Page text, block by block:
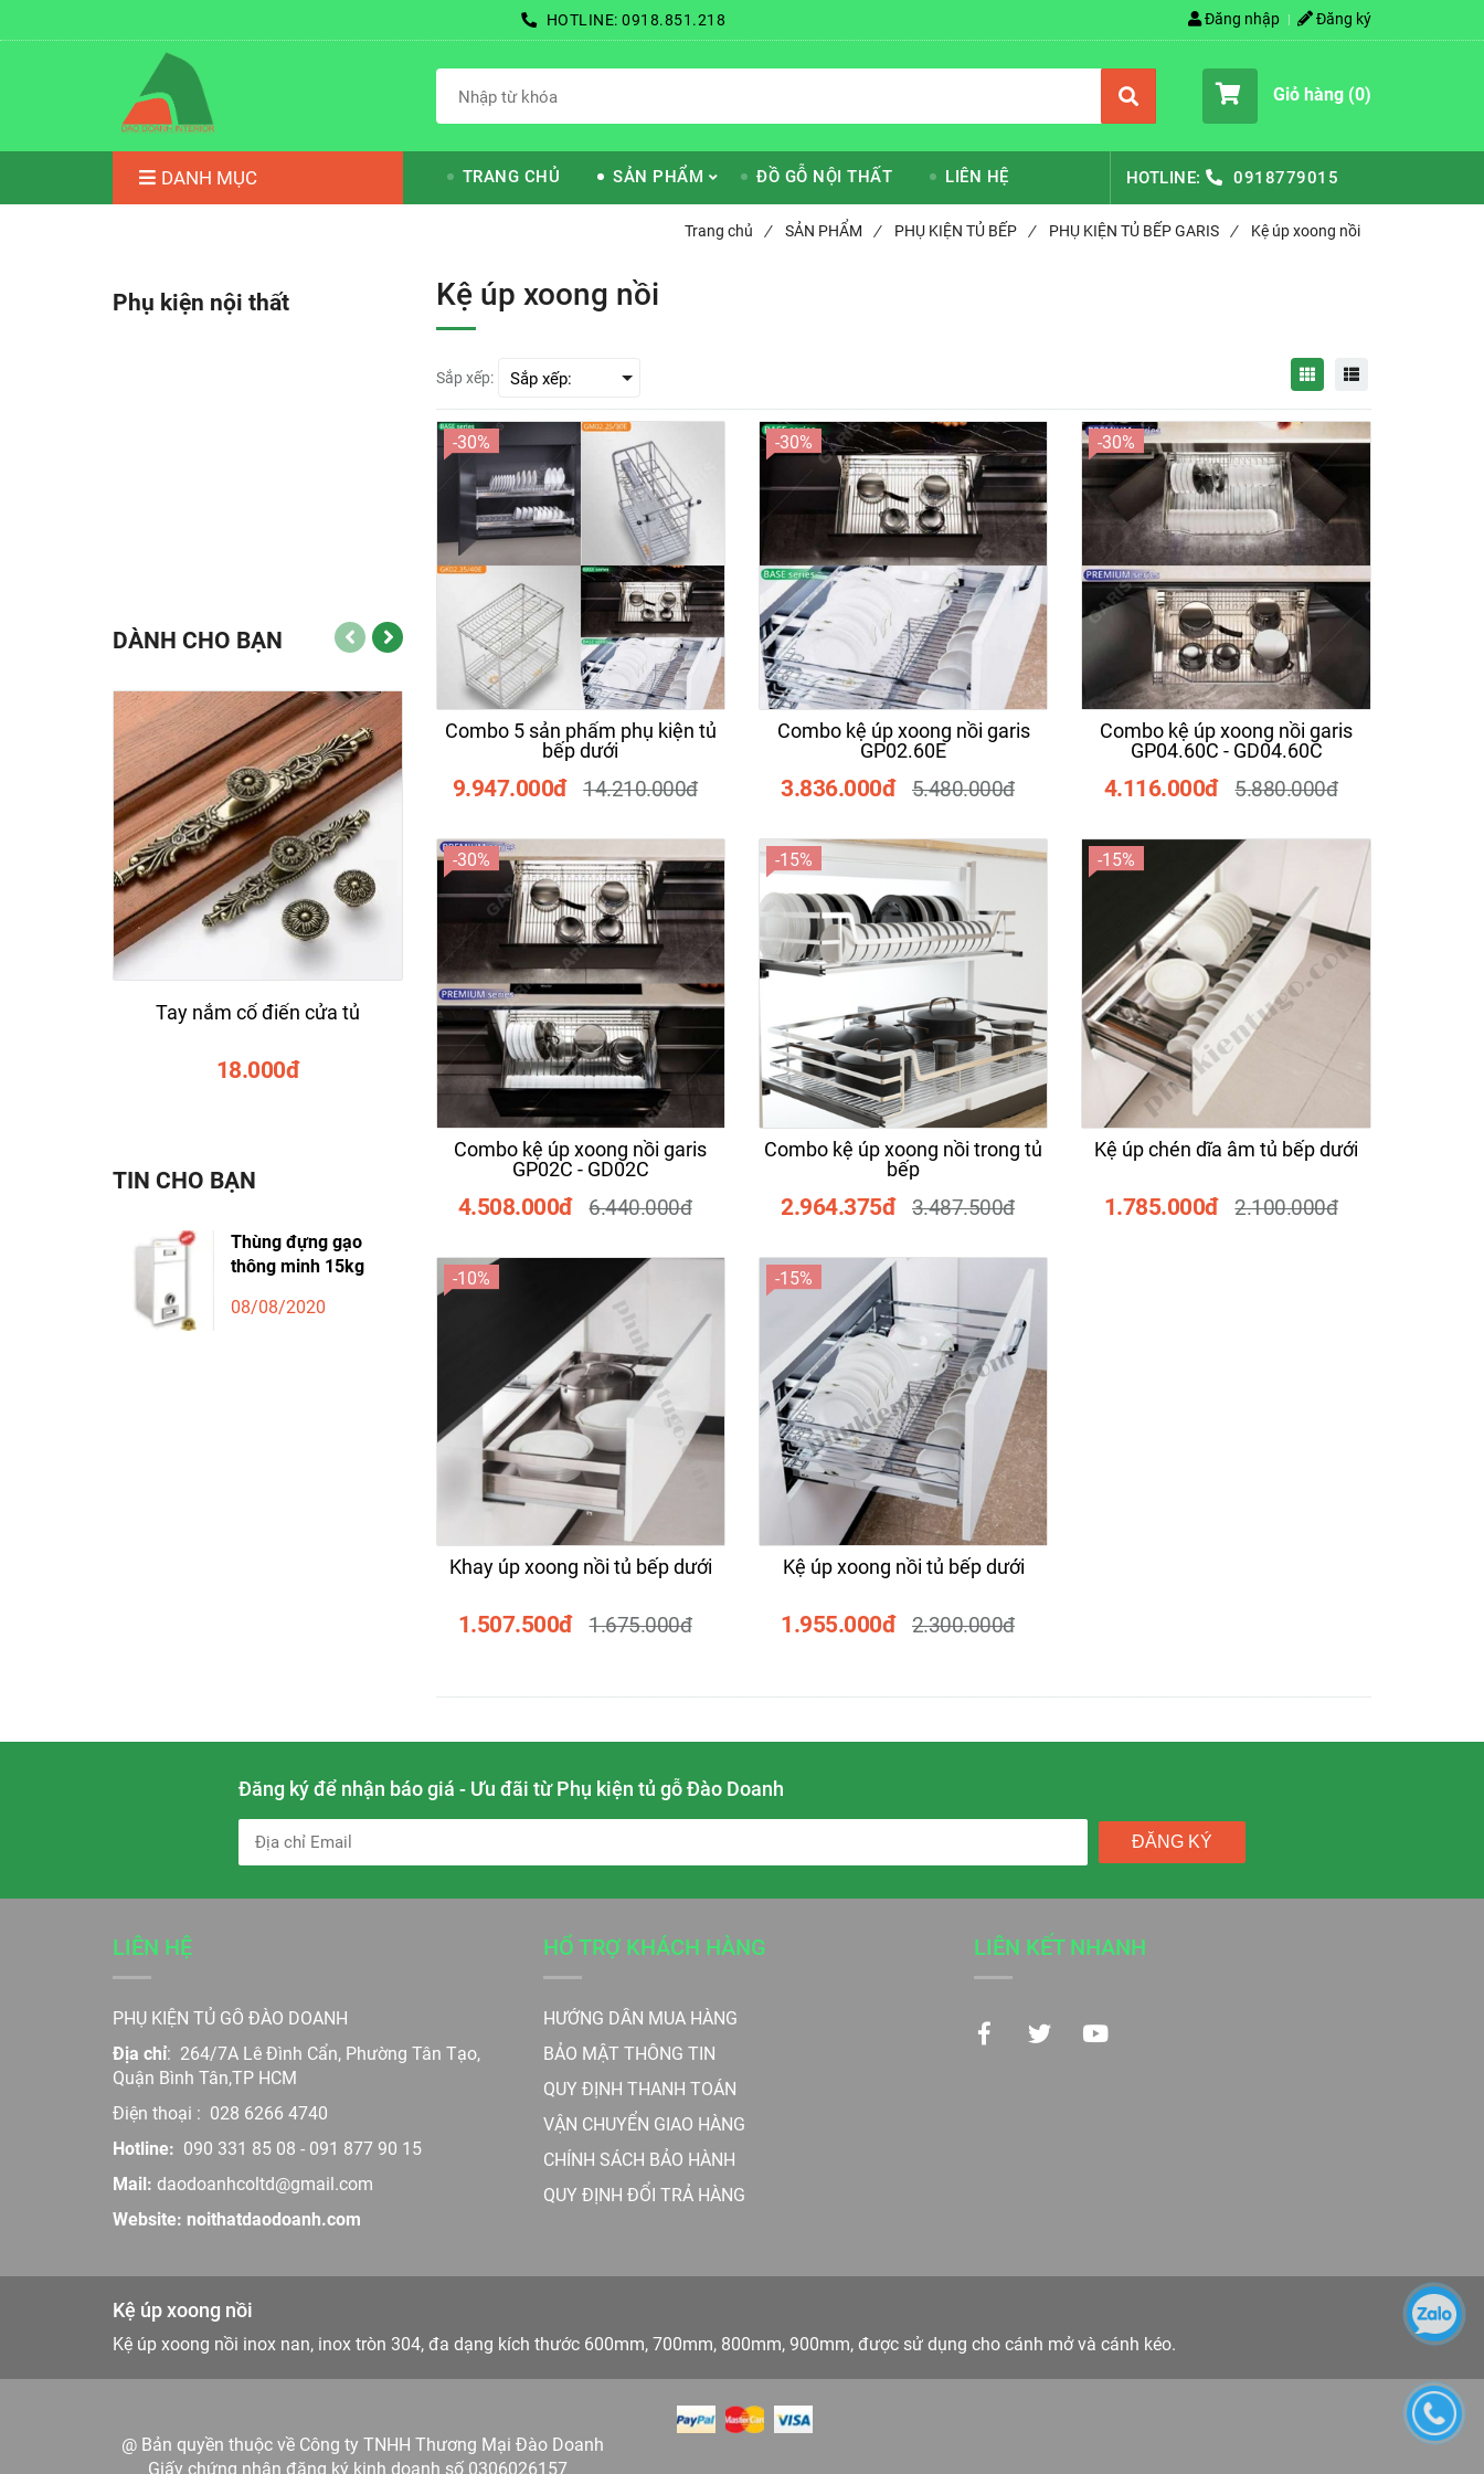
HOTLINE: 0918.851.218 Đăng nhập Đăng ký
Giỏ hàng (0)
DANH MỤC TRANG CHỦ SẢN PHẨM ĐỒ GỖ NỘI THẤT LIÊN HỆ HOTLINE: 0918779015
Trang chủ / SẢN PHẨM / PHỤ KIỆN TỦ BẾP / PHỤ KIỆN TỦ BẾP GARIS / Kệ úp xoong nồi
Kệ úp xoong nồi
Sắp xếp:
-30%
Combo 5 sản phẩm phụ kiện tủ
bếp dưới
9.947.000đ 14.210.000đ
-30%
Combo kệ úp xoong nồi garis
GP02.60E
3.836.000đ 5.480.000đ
-30%
Combo kệ úp xoong nồi garis
GP04.60C - GD04.60C
4.116.000đ 5.880.000đ
-30%
Combo kệ úp xoong nồi garis
GP02C - GD02C
4.508.000đ 6.440.000đ
-15%
Combo kệ úp xoong nồi trong tủ
bếp
2.964.375đ 3.487.500đ
-15%
Kệ úp chén dĩa âm tủ bếp dưới
1.785.000đ 2.100.000đ
-10%
Khay úp xoong nồi tủ bếp dưới
1.507.500đ 1.675.000đ
-15%
Kệ úp xoong nồi tủ bếp dưới
1.955.000đ 2.300.000đ
Phụ kiện nội thất
DÀNH CHO BẠN
Tay nắm cổ điển cửa tủ
18.000đ
-15%
Tay nắm tủ tân cổ điển TN5248
21.250đ 25.000đ
-20%
Khóa phân thể vuông xám F61-
L023013
544.000đ 680.000đ
-20%
Khóa cửa thông minh với 6
chức năng DDB02
2.064.000đ 2.580.000đ
TIN CHO BẠN
Thùng đựng gạo
thông minh 15kg
08/08/2020
Kệ úp xoong nồi
Kệ úp xoong nồi inox nan, inox tròn 304, đa dạng kích thước 600mm, 700mm, 800mm, 900mm, được sử dụng cho cánh mở và cánh kéo.
Đăng ký để nhận báo giá - Ưu đãi từ Phụ kiện tủ gỗ Đào Doanh
ĐĂNG KÝ
LIÊN HỆ
PHỤ KIỆN TỦ GỖ ĐÀO DOANH
Địa chỉ: 264/7A Lê Đình Cẩn, Phường Tân Tạo,
Quận Bình Tân,TP HCM
Điện thoại : 028 6266 4740
Hotline: 090 331 85 08 - 091 877 90 15
Mail: daodoanhcoltd@gmail.com
Website: noithatdaodoanh.com
HỔ TRỢ KHÁCH HÀNG
HƯỚNG DẪN MUA HÀNG
BẢO MẬT THÔNG TIN
QUY ĐỊNH THANH TOÁN
VẬN CHUYỂN GIAO HÀNG
CHÍNH SÁCH BẢO HÀNH
QUY ĐỊNH ĐỔI TRẢ HÀNG
LIÊN KẾT NHANH
@ Bản quyền thuộc về Công ty TNHH Thương Mại Đào Doanh
Giấy chứng nhận đăng ký kinh doanh số 0306026157